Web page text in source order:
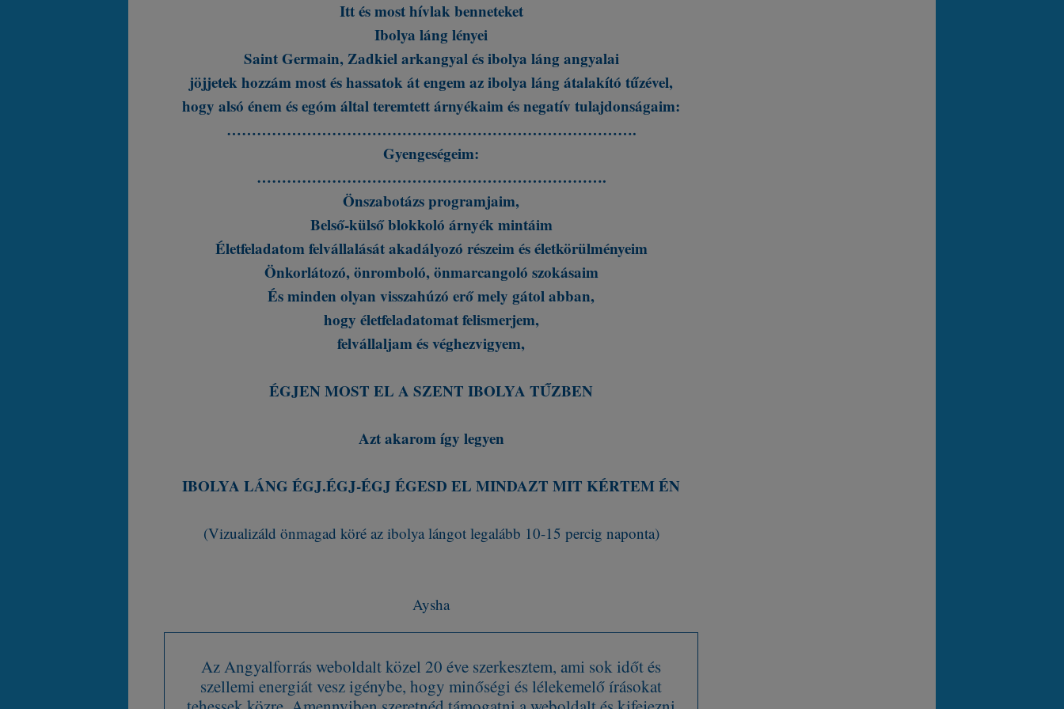
Itt és most hívlak benneteket
Ibolya láng lényei
Saint Germain, Zadkiel arkangyal és ibolya láng angyalai
jöjjetek hozzám most és hassatok át engem az ibolya láng átalakító tűzével,
hogy alsó énem és egóm által teremtett árnyékaim és negatív tulajdonságaim:
……………………………………………………………………….
Gyengeségeim:
…………………………………………………………….
Önszabotázs programjaim,
Belső-külső blokkoló árnyék mintáim
Életfeladatom felvállalását akadályozó részeim és életkörülményeim
Önkorlátozó, önromboló, önmarcangoló szokásaim
És minden olyan visszahúzó erő mely gátol abban,
hogy életfeladatomat felismerjem,
felvállaljam és véghezvigyem,
ÉGJEN MOST EL A SZENT IBOLYA TŰZBEN
Azt akarom így legyen
IBOLYA LÁNG ÉGJ.ÉGJ-ÉGJ ÉGESD EL MINDAZT MIT KÉRTEM ÉN
(Vizualizáld önmagad köré az ibolya lángot legalább 10-15 percig naponta)
Aysha
Az Angyalforrás weboldalt közel 20 éve szerkesztem, ami sok időt és
szellemi energiát vesz igénybe, hogy minőségi és lélekemelő írásokat